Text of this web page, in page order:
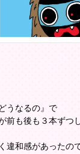
うなるの』で
前も後も３本ずつ
違和感があったの